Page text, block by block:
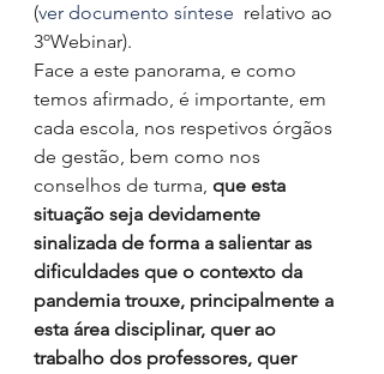
(ver documento síntese relativo ao
3ºWebinar).
Face a este panorama, e como
temos afirmado, é importante, em
cada escola, nos respetivos órgãos
de gestão, bem como nos
conselhos de turma, que esta
situação seja devidamente
sinalizada de forma a salientar as
dificuldades que o contexto da
pandemia trouxe, principalmente a
esta área disciplinar, quer ao
trabalho dos professores, quer